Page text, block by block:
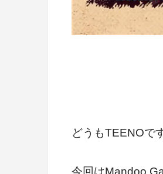
どうもTEENOで
今回はMandoo